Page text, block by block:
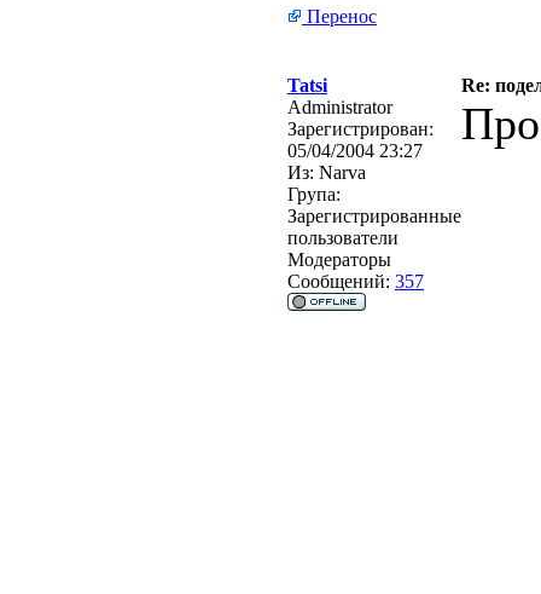
Перенос
Tatsi
Re:
Administrator
Зарегистрирован:
05/04/2004 23:27
Из: Narva
Група:
Зарегистрированные
пользователи
Модераторы
Сообщений: 357